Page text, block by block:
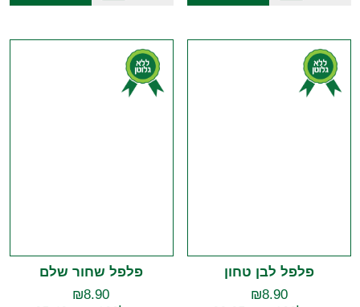
פלפל לבן טחון
₪8.90
פלפל שחור שלם
₪8.90